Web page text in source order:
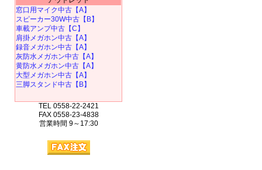
窓口用マイク中古【A】
スピーカー30W中古【B】
車載アンプ中古【C】
肩掛メガホン中古【A】
録音メガホン中古【A】
灰防水メガホン中古【A】
黄防水メガホン中古【A】
大型メガホン中古【A】
三脚スタンド中古【B】
TEL 0558-22-2421
FAX 0558-23-4838
営業時間 9～17:30